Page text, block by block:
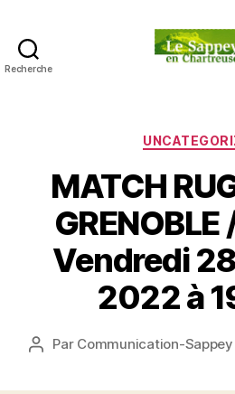
Recherche
en
MATCH
GRENOBLE
Vendredi
2022 à
Auteur
Par Communication-Sappey